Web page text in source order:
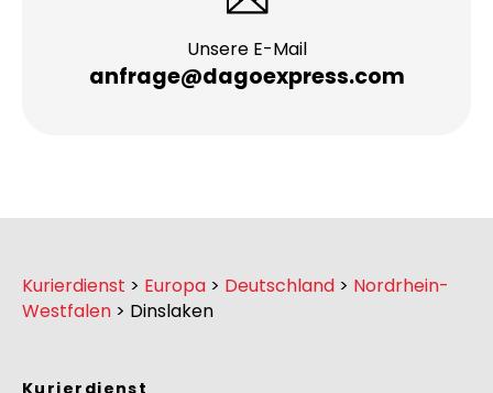
+49 335 277 130 05
Kurierdienst>Europa